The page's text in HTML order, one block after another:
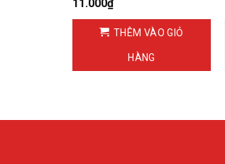
11.000₫
THÊM VÀO GIỎ
HÀNG